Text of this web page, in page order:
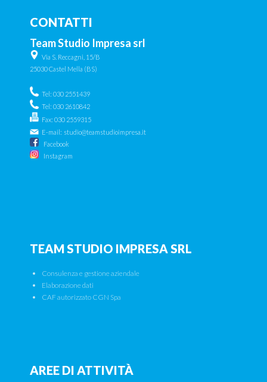
CONTATTI
Team Studio Impresa srl
Via S. Reccagni, 15/B
25030 Castel Mella (BS)
Tel: 030 2551439
Tel: 030 2610842
Fax: 030 2559315
E-mail: studio@teamstudioimpresa.it
Facebook
Instagram
TEAM STUDIO IMPRESA SRL
Consulenza e gestione aziendale
Elaborazione dati
CAF autorizzato CGN Spa
AREE DI ATTIVITÀ